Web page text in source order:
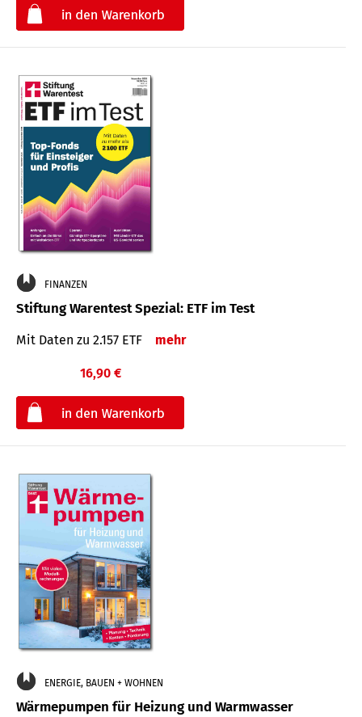
FINANZEN
Stiftung Warentest Spezial: ETF im Test
Mit Daten zu 2.157 ETF mehr
16,90 €
ENERGIE, BAUEN + WOHNEN
Wärmepumpen für Heizung und Warmwasser